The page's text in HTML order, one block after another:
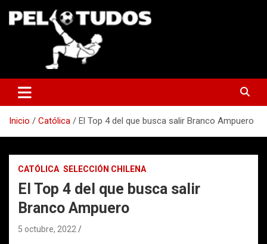
Inicio Católica El Top 4 del que busca salir Branco Ampuero
CATÓLICA SELECCIÓN CHILENA
El Top 4 del que busca salir
Branco Ampuero
5 octubre, 2022